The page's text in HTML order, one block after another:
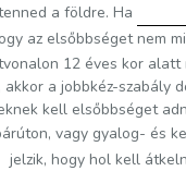
a földre. Ha
az elsőbbséget nem
12 éves kor
a jobbkéz-szabály
kell elsőbbséget
vagy gyalog- és
jelzik, hogy hol kell